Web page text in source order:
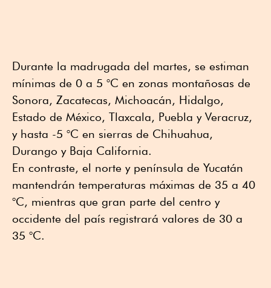
Durante la madrugada del martes, se estiman
mínimas de 0 a 5 °C en zonas montañosas de
Sonora, Zacatecas, Michoacán, Hidalgo,
Estado de México, Tlaxcala, Puebla y Veracruz,
y hasta -5 °C en sierras de Chihuahua,
Durango y Baja California.
En contraste, el norte y península de Yucatán
mantendrán temperaturas máximas de 35 a 40
°C, mientras que gran parte del centro y
occidente del país registrará valores de 30 a
35 °C.